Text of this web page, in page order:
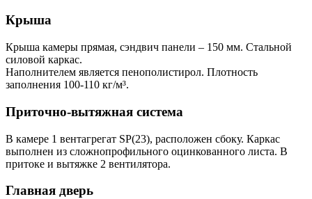
Крыша
Крыша камеры прямая, сэндвич панели – 150 мм. Стальной
силовой каркас.
Наполнителем является пенополистирол. Плотность
заполнения 100‐110 кг/м³.
Приточно-вытяжная система
В камере 1 вентагрегат SP(23), расположен сбоку. Каркас
выполнен из сложнопрофильного оцинкованного листа. В
притоке и вытяжке 2 вентилятора.
Главная дверь